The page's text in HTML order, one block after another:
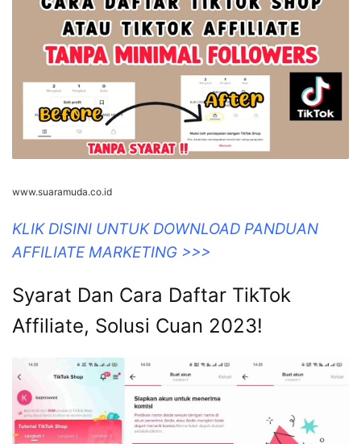
www.suaramuda.co.id
KLIK DISINI UNTUK DOWNLOAD PANDUAN
AFFILIATE MARKETING >>>
Syarat Dan Cara Daftar TikTok
Affiliate, Solusi Cuan 2023!